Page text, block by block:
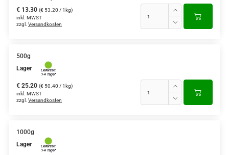
Aromatisierter Schwarztee
€ 13.30 (€ 53.20 / 1kg)
inkl. MWST
zzgl. Versandkosten
500g
Lager
€ 25.20 (€ 50.40 / 1kg)
inkl. MWST
zzgl. Versandkosten
1000g
Lager